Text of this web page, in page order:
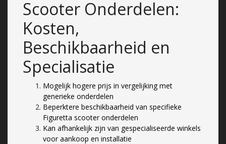
Scooter Onderdelen:
Kosten,
Beschikbaarheid en
Specialisatie
Mogelijk hogere prijs in vergelijking met
generieke onderdelen
Beperktere beschikbaarheid van specifieke
Figuretta scooter onderdelen
Kan afhankelijk zijn van gespecialiseerde winkels
voor aankoop en installatie